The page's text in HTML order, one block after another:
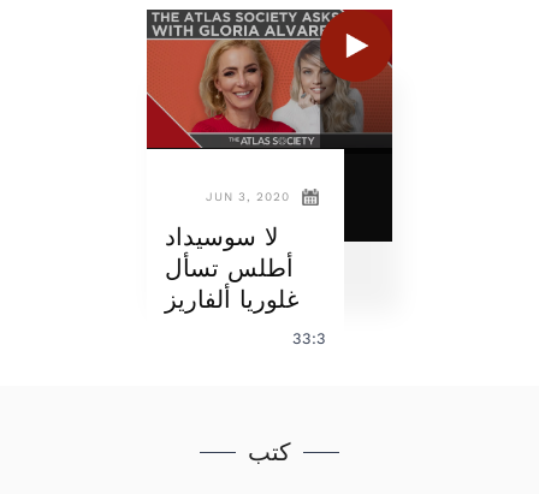
JUN 3, 2020
لا سوسيداد
أطلس تسأل
غلوريا ألفاريز
33:3
كتب